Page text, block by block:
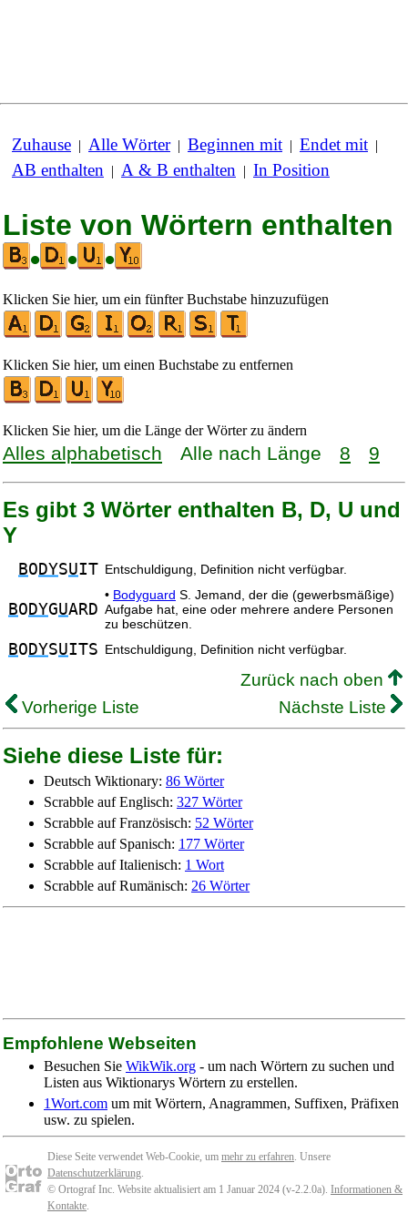
Zuhause | Alle Wörter| Beginnen mit | Endet mit |
AB enthalten | A & B enthalten | In Position
Liste von Wörtern enthalten
•
• •
Klicken Sie hier, um ein fünfter Buchstabe hinzuzufügen
Klicken Sie hier, um einen Buchstabe zu entfernen
Klicken Sie hier, um die Länge der Wörter zu ändern
Alles alphabetisch Alle nach Länge 8 9
Es gibt 3 Wörter enthalten B, D, U und
Y
BO DYSUIT Entschuldigung, Definition nicht verfügbar.
BO DYGUARD
• Bodyguard S. Jemand, der die (gewerbsmäßige)
Aufgabe hat, eine oder mehrere andere Personen
zu beschützen.
BO DYSUITS Entschuldigung, Definition nicht verfügbar.
Zurück nach oben
Vorherige Liste
Nächste Liste
Siehe diese Liste für:
Deutsch Wiktionary: 86 Wörter
Scrabble auf Englisch: 327 Wörter
Scrabble auf Französisch: 52 Wörter
Scrabble auf Spanisch: 177 Wörter
Scrabble auf Italienisch: 1 Wort
Scrabble auf Rumänisch: 26 Wörter
Empfohlene Webseiten
Besuchen Sie WikWik.org - um nach Wörtern zu suchen und
Listen aus Wiktionarys Wörtern zu erstellen.
1Wort.com um mit Wörtern, Anagrammen, Suffixen, Präfixen
usw. zu spielen.
Diese Seite verwendet Web-Cookie, um mehr zu erfahren. Unsere
Datenschutzerklärung.
© Ortograf Inc. Website aktualisiert am 1 Januar 2024 (v-2.2.0a). Informationen &
Kontakte.